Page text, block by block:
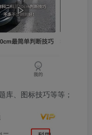
库、图标技巧等等；